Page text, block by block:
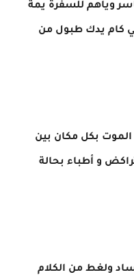
وياهم للسفرة يمة
كام يدك طبول من
بكل مكان بين
و أطباء بحالة
ولغط من الكلام